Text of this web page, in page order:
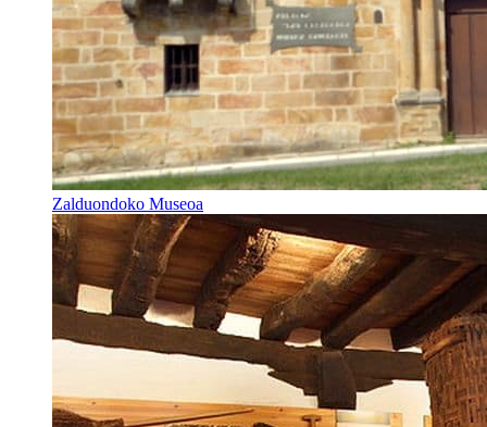
Zalduondoko Museoa